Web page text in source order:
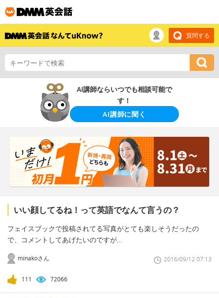
質問する
AI講師ならいつでも相談可能で
す！
AI講師に聞く
いい顔してるね！って英語でなんて言うの？
フェイスブックで投稿されてる写真がとても楽しそうだったの
で、コメントしてあげたいのですが…
minakoさん 2016/09/12 07:13
111 72066